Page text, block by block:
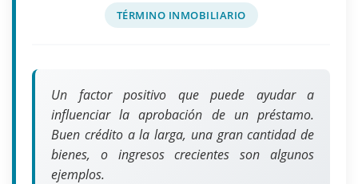
TÉRMINO INMOBILIARIO
Un factor positivo que puede ayudar a
influenciar la aprobación de un préstamo.
Buen crédito a la larga, una gran cantidad de
bienes, o ingresos crecientes son algunos
ejemplos.